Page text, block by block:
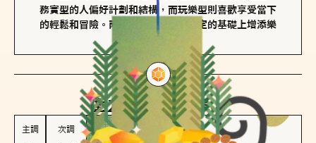
務實型的人偏好計劃和結構，而玩樂型則喜歡享受當下
的輕鬆和冒險。兩者的關係能夠在穩定的基礎上增添樂
對方 的主調蠟燭是...
主調 次調